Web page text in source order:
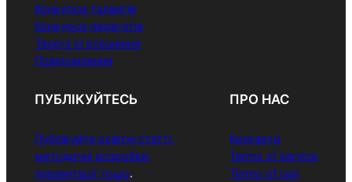
Конкурси талантів
Конкурси педагогів
Творчі оголошення
Повідомлення
ПУБЛІКУЙТЕСЬ
Публікуйте освітні статті,
методичні розробки,
презентації тощо.
ПРО НАС
Контакти
Terms of service
Terms of use